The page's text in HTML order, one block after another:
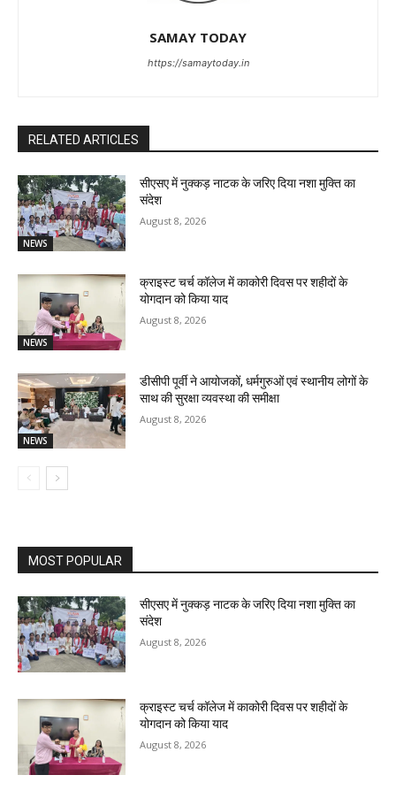
SAMAY TODAY
https://samaytoday.in
RELATED ARTICLES
NEWS
सीएसए में नुक्कड़ नाटक के जरिए दिया नशा मुक्ति का
संदेश
August 8, 2026
NEWS
क्राइस्ट चर्च कॉलेज में काकोरी दिवस पर शहीदों के
योगदान को किया याद
August 8, 2026
NEWS
डीसीपी पूर्वी ने आयोजकों, धर्मगुरुओं एवं स्थानीय लोगों के
साथ की सुरक्षा व्यवस्था की समीक्षा
August 8, 2026
MOST POPULAR
सीएसए में नुक्कड़ नाटक के जरिए दिया नशा मुक्ति का
संदेश
August 8, 2026
क्राइस्ट चर्च कॉलेज में काकोरी दिवस पर शहीदों के
योगदान को किया याद
August 8, 2026